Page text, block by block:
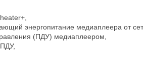
энергопитание медиаплеера от
(ПДУ) медиаплеером,